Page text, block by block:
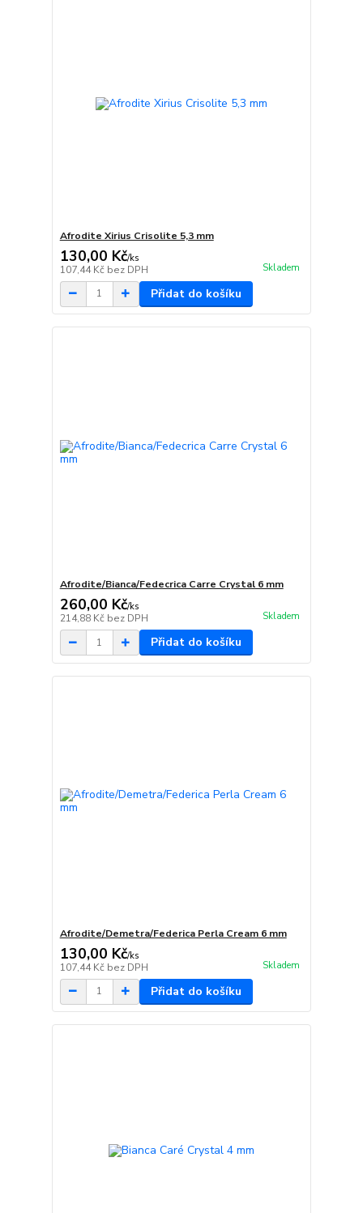
Afrodite Xirius Crisolite 5,3 mm
130,00 Kč/ks
107,44 Kč bez DPH Skladem
Přidat do košíku
Afrodite/Bianca/Fedecrica Carre Crystal 6 mm
260,00 Kč/ks
214,88 Kč bez DPH Skladem
Přidat do košíku
Afrodite/Demetra/Federica Perla Cream 6 mm
130,00 Kč/ks
107,44 Kč bez DPH Skladem
Přidat do košíku